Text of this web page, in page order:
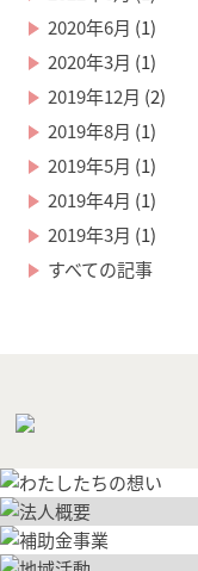
2020年6月 (1)
2020年3月 (1)
2019年12月 (2)
2019年8月 (1)
2019年5月 (1)
2019年4月 (1)
2019年3月 (1)
すべての記事